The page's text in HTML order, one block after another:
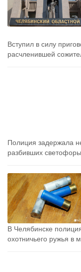
Вступил в силу
расчленившей
Полиция задержала
разбивших
В Челябинске
охотничьего ружья в